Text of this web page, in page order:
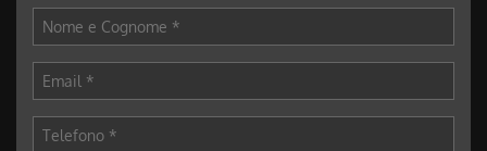
scelte
momento.